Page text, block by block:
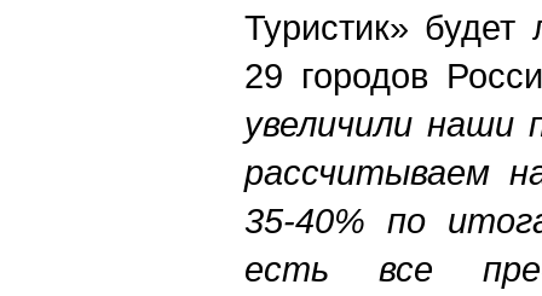
Туристик» будет
29 городов
увеличили наши
рассчитываем
35-40% по
есть все